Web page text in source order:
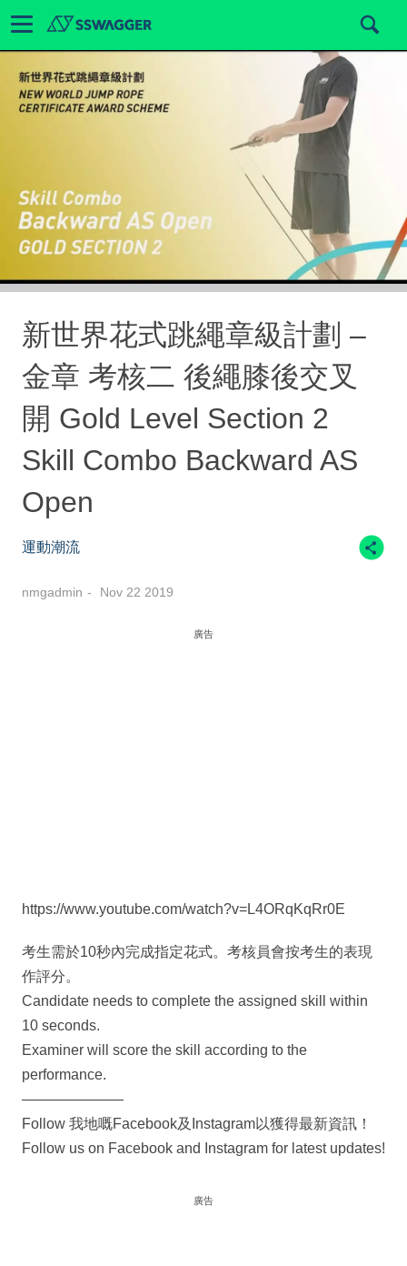
新世界花式跳繩章級計劃 –
金章 考核二 後繩膝後交叉
開 Gold Level Section 2
Skill Combo Backward AS
Open
運動潮流
nmgadmin Nov 22 2019
廣告
https://www.youtube.com/watch?v=L4ORqKqRr0E
考生需於10秒內完成指定花式。考核員會按考生的表現
作評分。
Candidate needs to complete the assigned skill within
10 seconds.
Examiner will score the skill according to the
performance.
———————
Follow 我地嘅Facebook及Instagram以獲得最新資訊！
Follow us on Facebook and Instagram for latest updates!
廣告